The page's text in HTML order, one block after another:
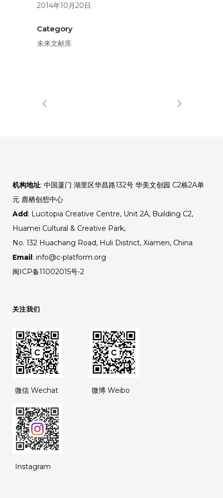
2014年10月20日
Category
未来文献库
机构地址: 中国厦门 湖里区华昌路132号 华美文创园 C2栋2A单
元 鹿栖创想中心
Add: Lucitopia Creative Centre, Unit 2A, Building C2,
Huamei Cultural & Creative Park,
No. 132 Huachang Road, Huli District, Xiamen, China
Email: info@c-platform.org
闽ICP备11002015号-2
关注我们
微信 Wechat 微博 Weibo
Instagram